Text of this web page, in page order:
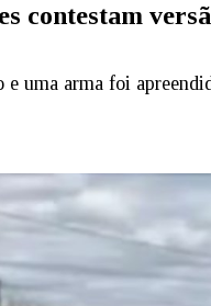
contestam
uma arma foi